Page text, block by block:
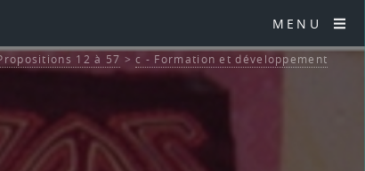
MENU
12 à 57 >c - Formation et développement